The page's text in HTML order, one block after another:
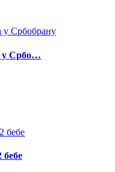
у Србо…
бебе